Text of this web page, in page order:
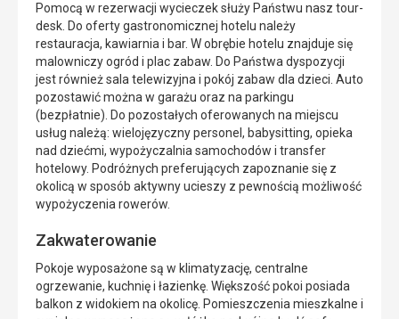
Pomocą w rezerwacji wycieczek służy Państwu nasz tour-
desk. Do oferty gastronomicznej hotelu należy
restauracja, kawiarnia i bar. W obrębie hotelu znajduje się
malowniczy ogród i plac zabaw. Do Państwa dyspozycji
jest również sala telewizyjna i pokój zabaw dla dzieci. Auto
pozostawić można w garażu oraz na parkingu
(bezpłatnie). Do pozostałych oferowanych na miejscu
usług należą: wielojęzyczny personel, babysitting, opieka
nad dziećmi, wypożyczalnia samochodów i transfer
hotelowy. Podróżnych preferujących zapoznanie się z
okolicą w sposób aktywny ucieszy z pewnością możliwość
wypożyczenia rowerów.
Zakwaterowanie
Pokoje wyposażone są w klimatyzację, centralne
ogrzewanie, kuchnię i łazienkę. Większość pokoi posiada
balkon z widokiem na okolicę. Pomieszczenia mieszkalne i